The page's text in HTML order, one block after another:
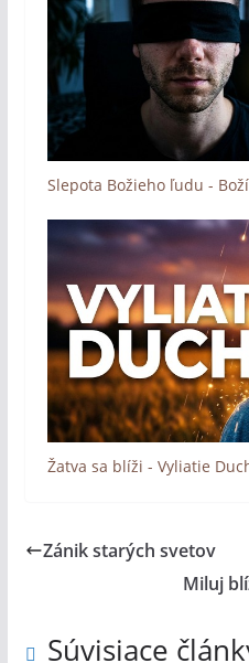
Zánik starých svetov
Miluj
Súvisiace